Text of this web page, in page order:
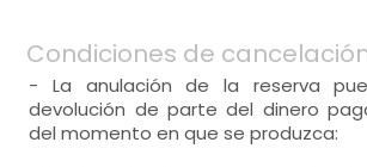
Condiciones de
- La anulación de la reserva
devolución de parte del dinero
del momento en que se produzca: